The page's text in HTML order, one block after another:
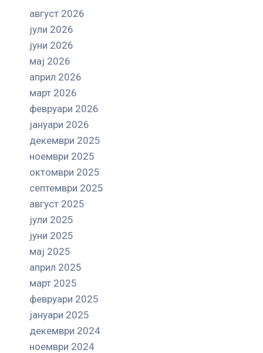
август 2026
јули 2026
јуни 2026
мај 2026
април 2026
март 2026
февруари 2026
јануари 2026
декември 2025
ноември 2025
октомври 2025
септември 2025
август 2025
јули 2025
јуни 2025
мај 2025
април 2025
март 2025
февруари 2025
јануари 2025
декември 2024
ноември 2024